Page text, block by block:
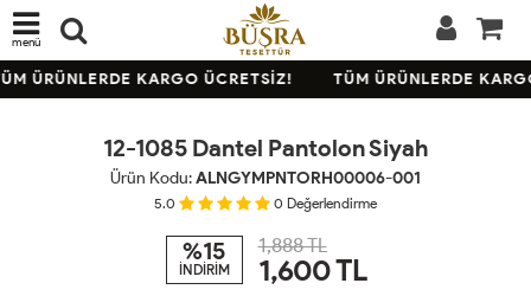
menü
ÜRÜNLERDE KARGO ÜCRETSİZ! TÜM ÜRÜNLERDE
TÜKENDİ
12-1085 Dantel Pantolon Siyah
Ürün Kodu:ALNGYMPNTORH00006-001
5.0 0 Değerlendirme
%15
İNDİRİM
1,888 TL
1,600TL